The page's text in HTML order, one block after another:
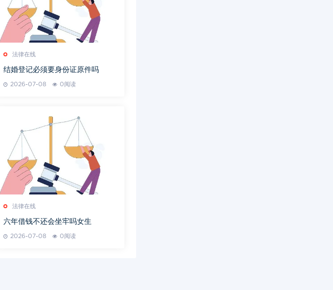
法律在线
结婚登记必须要身份证原件吗
2026-07-08 0阅读
法律在线
六年借钱不还会坐牢吗女生
2026-07-08 0阅读